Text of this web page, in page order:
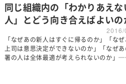
同じ組織内の「わかりあえな
人」とどう向き合えばよいの
2016/
「なぜあの新人はすぐに帰るのか」「な
上司は意思決定ができないのか」「なぜ
署の人は全体最適が考えられないのか